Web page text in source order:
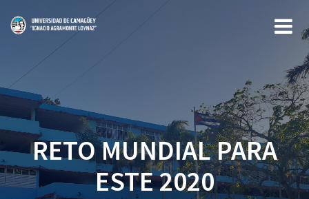
Saltar
RETO MUNDIAL PARA
ESTE 2020